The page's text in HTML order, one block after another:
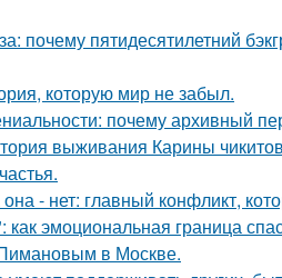
почему пятидесятилетний
которую мир не забыл.
почему архивный
выживания Карины
- нет: главный конфликт,
эмоциональная граница
в Москве.